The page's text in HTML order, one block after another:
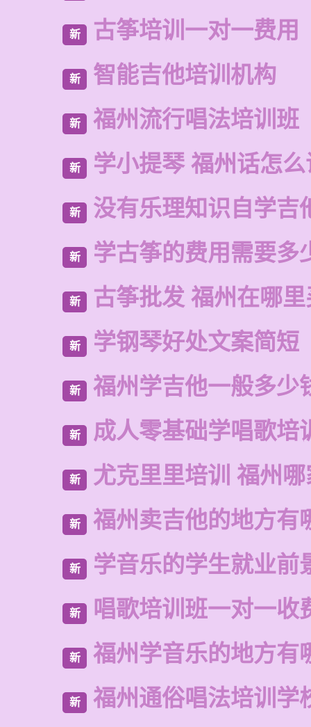
新 古筝培训一对一费用
新 智能吉他培训机构
新 福州流行唱法培训班
新 学小提琴 福州话怎
新 没有乐理知识自学吉
新 学古筝的费用需要多
新 古筝批发 福州在哪
新 学钢琴好处文案简短
新 福州学吉他一般多少
新 成人零基础学唱歌培
新 尤克里里培训 福州
新 福州卖吉他的地方有
新 学音乐的学生就业前
新 唱歌培训班一对一收
新 福州学音乐的地方有
新 福州通俗唱法培训学